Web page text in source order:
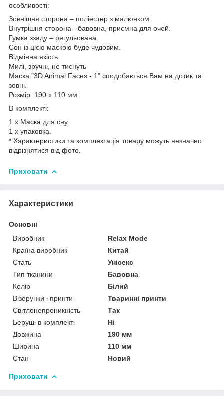
особливості:
Зовнішня сторона – поліестер з малюнком.
Внутрішня сторона - бавовна, приємна для очей.
Гумка ззаду – регульована.
Сон із цією маскою буде чудовим.
Відмінна якість.
Милі, зручні, не тиснуть
Маска "3D Animal Faces - 1" сподобається Вам на дотик та
зовні.
Розмір: 190 х 110 мм.
В комплекті:
1 х Маска для сну.
1 х упаковка.
* Характеристики та комплектація товару можуть незначно
відрізнятися від фото.
Приховати
Характеристики
Основні
Виробник
Relax Mode
Країна виробник
Китай
Стать
Унісекс
Тип тканини
Бавовна
Колір
Білий
Візерунки і принти
Тваринні принти
Світлонепроникність
Так
Беруші в комплекті
Ні
Довжина
190 мм
Ширина
110 мм
Стан
Новий
Приховати